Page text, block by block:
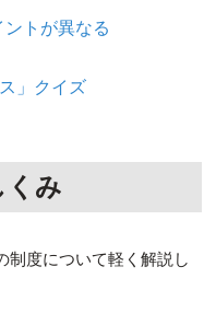
トが異なる
」クイズ
くみ
制度について軽く解説し